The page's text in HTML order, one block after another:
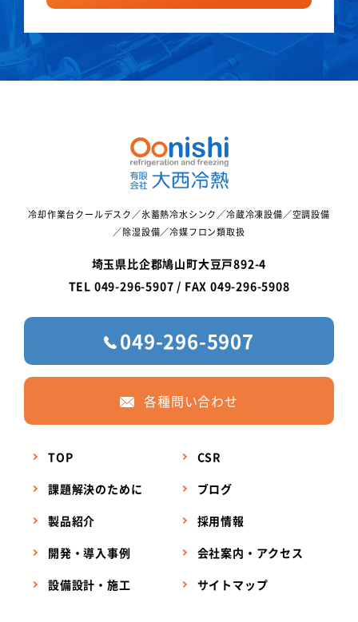
冷却作業台クールデスク／氷蓄熱冷水シンク／冷蔵冷凍設備／空調設備
／除湿設備／冷媒フロン類取扱
埼玉県比企郡鳩山町大豆戸892-4
TEL 049-296-5907 / FAX 049-296-5908
049-296-5907
各種問い合わせ
TOP
課題解決のために
製品紹介
開発・導入事例
設備設計・施工
CSR
ブログ
採用情報
会社案内・アクセス
サイトマップ